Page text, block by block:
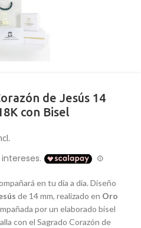
de Jesús 14
con Bisel
en tu día a día. Diseño
de 14 mm, realizado en Oro
por un elaborado bisel
con el Sagrado Corazón de